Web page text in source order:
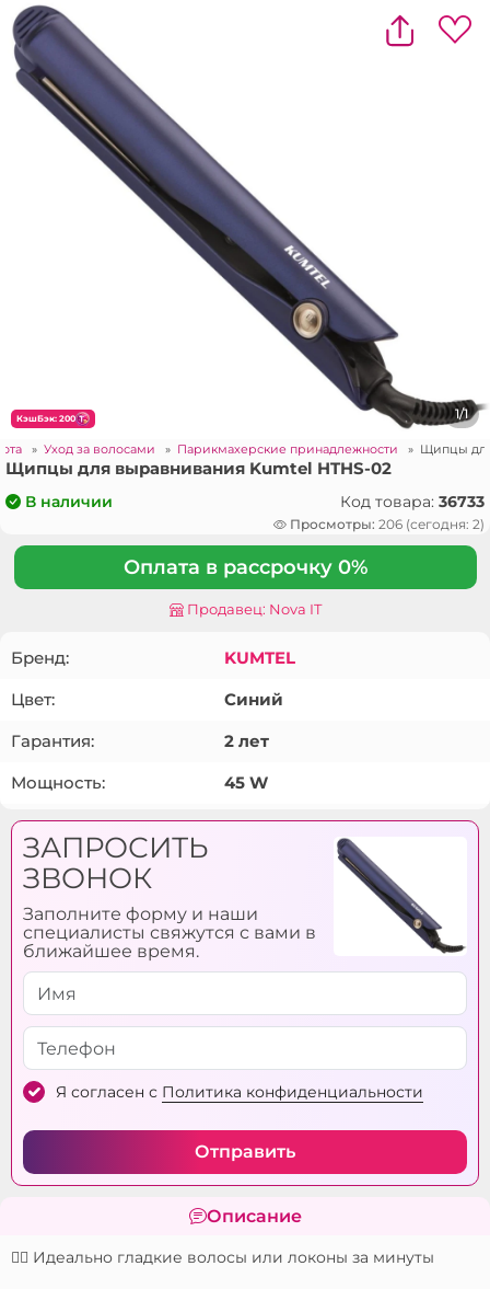
КэшБэк: 200 1/1
» Уход за волосами » Парикмахерские принадлежности » Щипцы
Щипцы для выравнивания Kumtel HTHS-02
В наличии Код товара: 36733
Просмотры: 206 (сегодня: 2)
Оплата в рассрочку 0%
Продавец: Nova IT
Бренд:
KUMTEL
Цвет:
Синий
Гарантия:
2 лет
Мощность:
45 W
ЗАПРОСИТЬ
ЗВОНОК
Заполните форму и наши
специалисты свяжутся с вами в
ближайшее время.
Я согласен с Политика конфиденциальности
Отправить
Описание
💇‍♀️ Идеально гладкие волосы или локоны за минуты